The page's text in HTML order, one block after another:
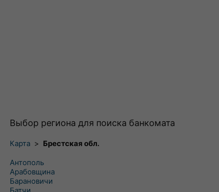
Выбор региона для поиска банкомата
Карта > Брестская обл.
Антополь
Арабовщина
Барановичи